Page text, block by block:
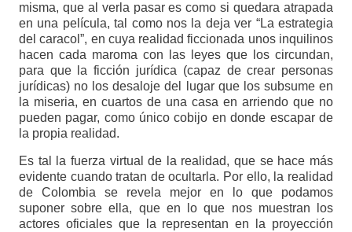
misma, que al verla pasar es como si quedara atrapada
en una película, tal como nos la deja ver “La estrategia
del caracol”, en cuya realidad ficcionada unos inquilinos
hacen cada maroma con las leyes que los circundan,
para que la ficción jurídica (capaz de crear personas
jurídicas) no los desaloje del lugar que los subsume en
la miseria, en cuartos de una casa en arriendo que no
pueden pagar, como único cobijo en donde escapar de
la propia realidad.
Es tal la fuerza virtual de la realidad, que se hace más
evidente cuando tratan de ocultarla. Por ello, la realidad
de Colombia se revela mejor en lo que podamos
suponer sobre ella, que en lo que nos muestran los
actores oficiales que la representan en la proyección